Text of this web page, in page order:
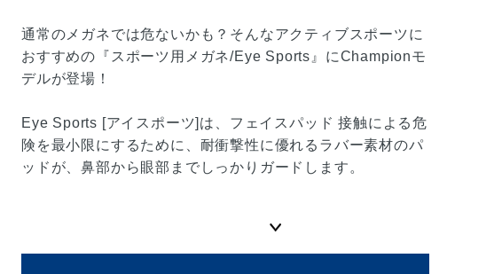
通常のメガネでは危ないかも？そんなアクティブスポーツに
おすすめの『スポーツ用メガネ/Eye Sports』にChampionモ
デルが登場！
Eye Sports [アイスポーツ]は、フェイスパッド 接触による危
険を最小限にするために、耐衝撃性に優れるラバー素材のパ
ッドが、鼻部から眼部までしっかりガードします。